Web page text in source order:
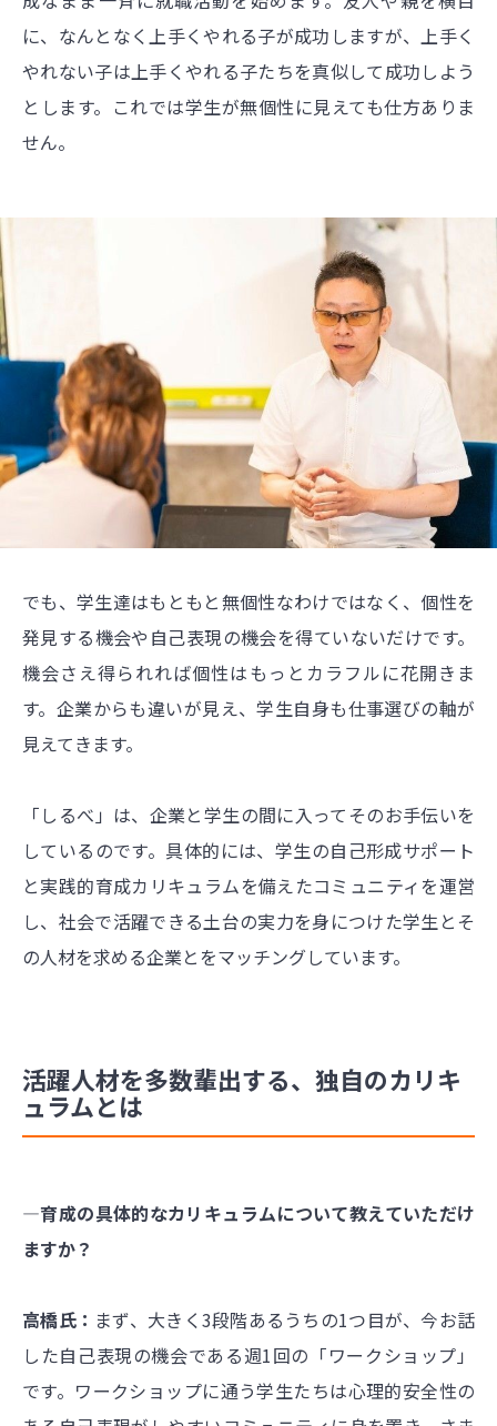
に、なんとなく上手くやれる子が成功しますが、上手く
やれない子は上手くやれる子たちを真似して成功しよう
とします。これでは学生が無個性に見えても仕方ありま
せん。
でも、学生達はもともと無個性なわけではなく、個性を
発見する機会や自己表現の機会を得ていないだけです。
機会さえ得られれば個性はもっとカラフルに花開きま
す。企業からも違いが見え、学生自身も仕事選びの軸が
見えてきます。
「しるべ」は、企業と学生の間に入ってそのお手伝いを
しているのです。具体的には、学生の自己形成サポート
と実践的育成カリキュラムを備えたコミュニティを運営
し、社会で活躍できる土台の実力を身につけた学生とそ
の人材を求める企業とをマッチングしています。
活躍人材を多数輩出する、独自のカリキ
ュラムとは
―育成の具体的なカリキュラムについて教えていただけ
ますか？
高橋氏： まず、大きく3段階あるうちの1つ目が、今お話
した自己表現の機会である週1回の「ワークショップ」
です。ワークショップに通う学生たちは心理的安全性の